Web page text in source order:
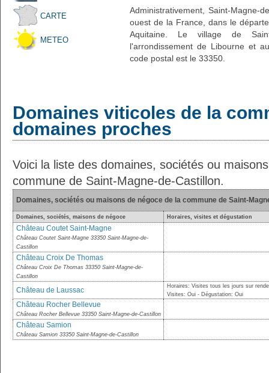
CARTE
METEO
Administrativement, Saint-Magne-
ouest de la France, dans le
Aquitaine. Le village de
l'arrondissement de Libourne et
code postal est le 33350.
Domaines viticoles de la
domaines proches
Voici la liste des domaines, sociétés ou
commune de Saint-Magne-de-Castillon.
Domaines, sociétés ou maisons de négoce de la commune de Saint-
Domaines, sociétés, maisons de négoce Horaires, visites et dégustation
Château Coutet Saint-Magne
Château Coutet Saint-Magne 33350 Saint-Magne-de-
Castillon
Château Croix De Thomas
Château Croix De Thomas 33350 Saint-Magne-de-
Castillon
Château de Laussac
Horaires: Visites tous les jours sur
Visites: Oui - Dégustation: Oui
Château Rocher Bellevue
Château Rocher Bellevue 33350 Saint-Magne-de-Castillon
Château Samion
Château Samion 33350 Saint-Magne-de-Castillon